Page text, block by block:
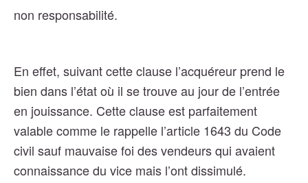
non responsabilité.
En effet, suivant cette clause l’acquéreur prend le
bien dans l’état où il se trouve au jour de l’entrée
en jouissance. Cette clause est parfaitement
valable comme le rappelle l’article 1643 du Code
civil sauf mauvaise foi des vendeurs qui avaient
connaissance du vice mais l’ont dissimulé.